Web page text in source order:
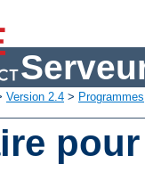
Version 2.4 > Programmes